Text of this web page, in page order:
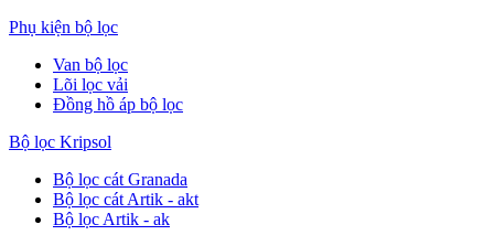
Phụ kiện bộ lọc
Van bộ lọc
Lõi lọc vải
Đồng hồ áp bộ lọc
Bộ lọc Kripsol
Bộ lọc cát Granada
Bộ lọc cát Artik - akt
Bộ lọc Artik - ak